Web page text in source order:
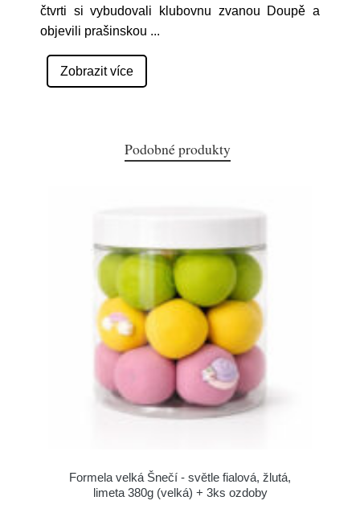
čtvrti si vybudovali klubovnu zvanou Doupě a
objevili prašinskou ...
Zobrazit více
Podobné produkty
Formela velká Šnečí - světle fialová, žlutá,
limeta 380g (velká) + 3ks ozdoby